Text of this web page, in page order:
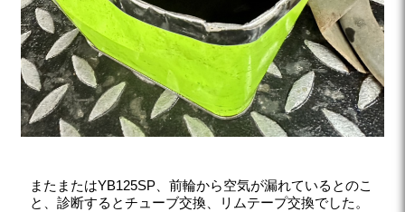
またまたはYB125SP、前輪から空気が漏れているとのこ
と、診断するとチューブ交換、リムテープ交換でした。